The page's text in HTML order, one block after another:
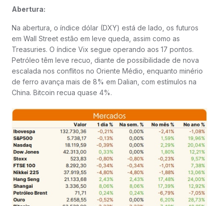
Abertura:
Na abertura, o índice dólar (DXY) está de lado, os futuros
em Wall Street estão em leve queda, assim como as
Treasuries. O índice Vix segue operando aos 17 pontos.
Petróleo têm leve recuo, diante de possibilidade de nova
escalada nos conflitos no Oriente Médio, enquanto minério
de ferro avança mais de 8% em Dalian, com estímulos na
China. Bitcoin recua quase 4%.